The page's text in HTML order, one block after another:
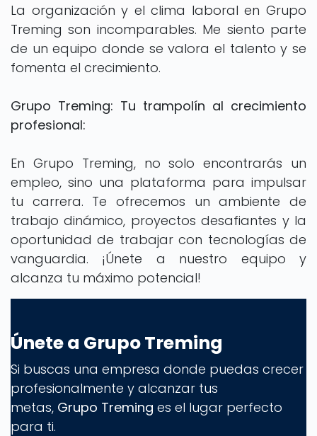
La organización y el clima laboral en Grupo
Treming son incomparables. Me siento parte
de un equipo donde se valora el talento y se
fomenta el crecimiento.
Grupo Treming: Tu trampolín al crecimiento
profesional:
En Grupo Treming, no solo encontrarás un
empleo, sino una plataforma para impulsar
tu carrera. Te ofrecemos un ambiente de
trabajo dinámico, proyectos desafiantes y la
oportunidad de trabajar con tecnologías de
vanguardia. ¡Únete a nuestro equipo y
alcanza tu máximo potencial!
Únete a Grupo Treming
Si buscas una empresa donde puedas crecer
profesionalmente y alcanzar tus
metas, Grupo Treming es el lugar perfecto
para ti.